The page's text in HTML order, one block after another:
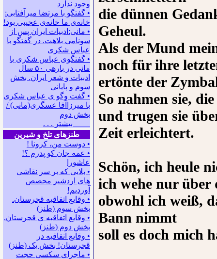
وجود ندارد
• گفتگو با مرتضا میرآفتابی:
ﺧﺎﻧﻪﻯ ﻣﺎ ﺧﺎﻧﻪﻯ ﻋﺠﻴﺒﻰ ﺑﻮﺩ!
• مانی:ادبیات ایران پس از
سونامی بلاهت. در گفتگو با
عباس شکری
• گفتگوی عباس شکری با
مانی در باره‍ی ۵۰ سال
ادبیات و شعر ایران. بخش
سوم و پایانی
• گفت وگو ی عباس شکری
با میرزاآقا عسگری(مانی) /
بخش دوم
بیشتر . . .
طنزهای تلخ و شیرین
• دوست من، کرونا !
• ﻋﻤﻪ ﺟﺎﻥ ﻛﻮ ﭘﺪﺭﻡ ؟!
عاشورا
• بلایی که بر سر نقاشی
های اردشیر محصص
آوردیم!
• وقایع اتفاقیه قجرستان.
بخش سوم (طنز)
• وقایع اتفاقیه ی قجرستان.
بخش دوم (طنز)
• وقایع اتفاقیه در
قجرستان! بخش یک (طنز)
• ماجرای سکسی حجت
die dünnen
Geheul.
Als der Mund
noch für ihre
ertönte der
So nahmen sie,
und trugen sie
Zeit erleichtert.
Schön, ich heule
ich wehe nur über
obwohl ich weiß,
Bann nimmt
soll es doch mich